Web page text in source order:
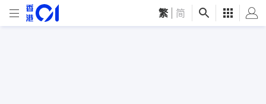
繁 简